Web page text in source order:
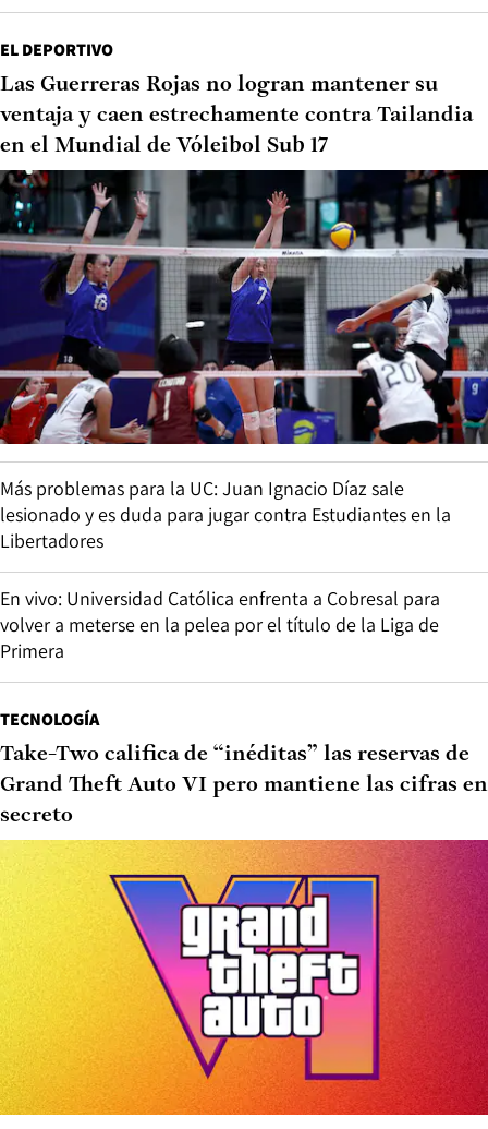
EL DEPORTIVO
Las Guerreras Rojas no logran mantener su
ventaja y caen estrechamente contra Tailandia
en el Mundial de Vóleibol Sub 17
Más problemas para la UC: Juan Ignacio Díaz sale
lesionado y es duda para jugar contra Estudiantes en la
Libertadores
En vivo: Universidad Católica enfrenta a Cobresal para
volver a meterse en la pelea por el título de la Liga de
Primera
TECNOLOGÍA
Take-Two califica de “inéditas” las reservas de
Grand Theft Auto VI pero mantiene las cifras en
secreto